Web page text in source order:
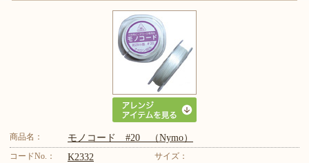
商品名： モノコード #20 （Nymo）
コードNo.： K2332
サイズ：